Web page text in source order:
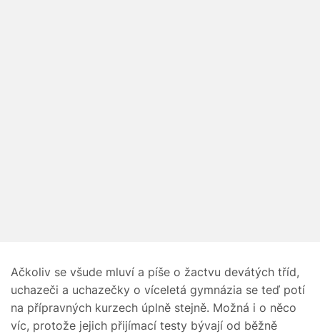
Ačkoliv se všude mluví a píše o žactvu devátých tříd,
uchazeči a uchazečky o víceletá gymnázia se teď potí
na přípravných kurzech úplně stejně. Možná i o něco
víc, protože jejich přijímací testy bývají od běžně